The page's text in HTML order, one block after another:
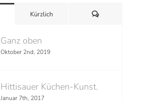
Kürzlich Kommentare
Ganz oben
Oktober 2nd, 2019
Hittisauer Küchen-Kunst.
Januar 7th, 2017